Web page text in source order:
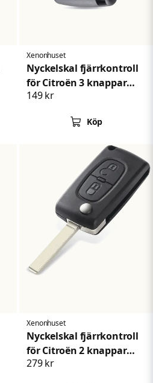
Xenonhuset
Nyckelskal fjärrkontroll
för Citroën 3 knappar
bilnyckel C1 C2 C3 C4 C5
149 kr
Köp
Xenonhuset
Nyckelskal fjärrkontroll
för Citroën 2 knappar
bilnyckel
279 kr